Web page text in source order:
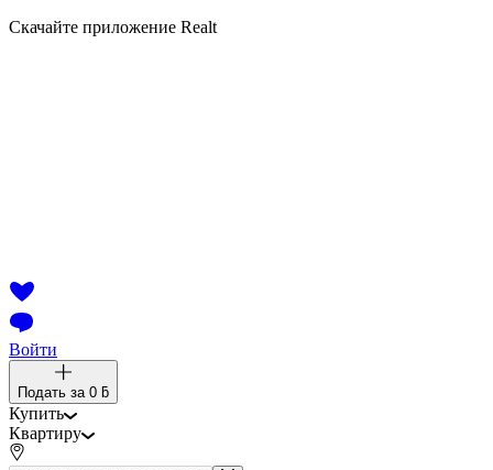
Скачайте приложение Realt
Войти
Подать за 0 ƃ
Купить
Квартиру